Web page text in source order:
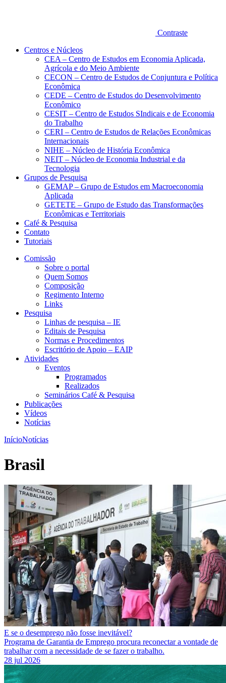
Contraste
Centros e Núcleos
CEA – Centro de Estudos em Economia Aplicada,
Agrícola e do Meio Ambiente
CECON – Centro de Estudos de Conjuntura e Política
Econômica
CEDE – Centro de Estudos do Desenvolvimento
Econômico
CESIT – Centro de Estudos SIndicais e de Economia
do Trabalho
CERI – Centro de Estudos de Relações Econômicas
Internacionais
NIHE – Núcleo de História Econômica
NEIT – Núcleo de Economia Industrial e da
Tecnologia
Grupos de Pesquisa
GEMAP – Grupo de Estudos em Macroeconomia
Aplicada
GETETE – Grupo de Estudo das Transformações
Econômicas e Territoriais
Café & Pesquisa
Contato
Tutoriais
Comissão
Sobre o portal
Quem Somos
Composição
Regimento Interno
Links
Pesquisa
Linhas de pesquisa – IE
Editais de Pesquisa
Normas e Procedimentos
Escritório de Apoio – EAIP
Atividades
Eventos
Programados
Realizados
Seminários Café & Pesquisa
Publicações
Vídeos
Notícias
InícioNotícias
Brasil
E se o desemprego não fosse inevitável?
Programa de Garantia de Emprego procura reconectar a vontade de
trabalhar com a necessidade de se fazer o trabalho.
28 jul 2026